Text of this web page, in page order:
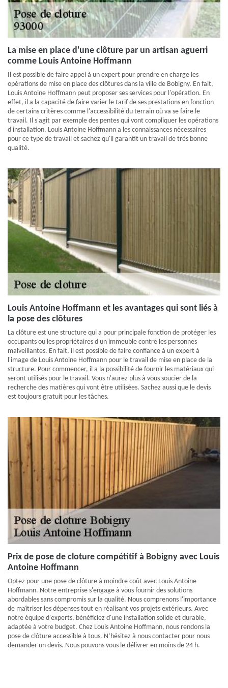
La mise en place d'une clôture par un artisan aguerri
comme Louis Antoine Hoffmann
Il est possible de faire appel à un expert pour prendre en charge les
opérations de mise en place des clôtures dans la ville de Bobigny. En fait,
Louis Antoine Hoffmann peut proposer ses services pour l'opération. En
effet, il a la capacité de faire varier le tarif de ses prestations en fonction
de certains critères comme l'accessibilité du terrain où va se faire le
travail. Il s'agit par exemple des pentes qui vont compliquer les opérations
d'installation. Louis Antoine Hoffmann a les connaissances nécessaires
pour ce type de travail et sachez qu'il garantit un travail de très bonne
qualité.
Louis Antoine Hoffmann et les avantages qui sont liés à
la pose des clôtures
La clôture est une structure qui a pour principale fonction de protéger les
occupants ou les propriétaires d'un immeuble contre les personnes
malveillantes. En fait, il est possible de faire confiance à un expert à
l'image de Louis Antoine Hoffmann pour le travail de mise en place de la
structure. Pour commencer, il a la possibilité de fournir les matériaux qui
seront utilisés pour le travail. Vous n'aurez plus à vous soucier de la
recherche des matières qui vont être utilisées. Sachez aussi que le devis
est toujours gratuit pour les tâches.
Prix de pose de cloture compétitif à Bobigny avec Louis
Antoine Hoffmann
Optez pour une pose de clôture à moindre coût avec Louis Antoine
Hoffmann. Notre entreprise s'engage à vous fournir des solutions
abordables sans compromis sur la qualité. Nous comprenons l'importance
de maîtriser les dépenses tout en réalisant vos projets extérieurs. Avec
notre équipe d'experts, bénéficiez d'une installation solide et durable,
adaptée à votre budget. Chez Louis Antoine Hoffmann, nous rendons la
pose de clôture accessible à tous. N’hésitez à nous contacter pour nous
demander un devis. Nous pouvons vous le délivrer en moins de 24 h.